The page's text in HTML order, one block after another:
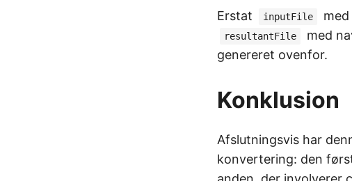
Erstat inputFile
resultantFile med
genereret ovenfor.
Konklusion
Afslutningsvis har
konvertering: den